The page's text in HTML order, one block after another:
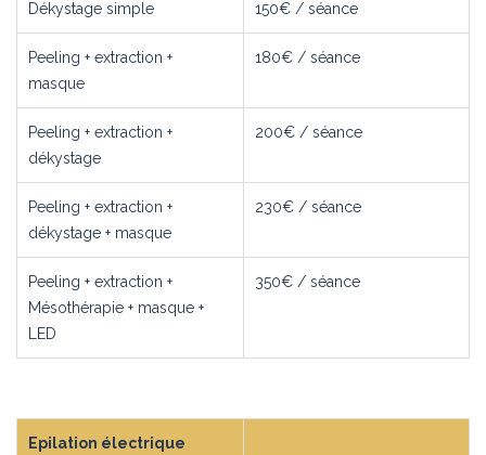
Dékystage simple 150€ / séance
Peeling + extraction +
masque
180€ / séance
Peeling + extraction +
dékystage
200€ / séance
Peeling + extraction +
dékystage + masque
230€ / séance
Peeling + extraction +
Mésothérapie + masque +
LED
350€ / séance
Epilation électrique